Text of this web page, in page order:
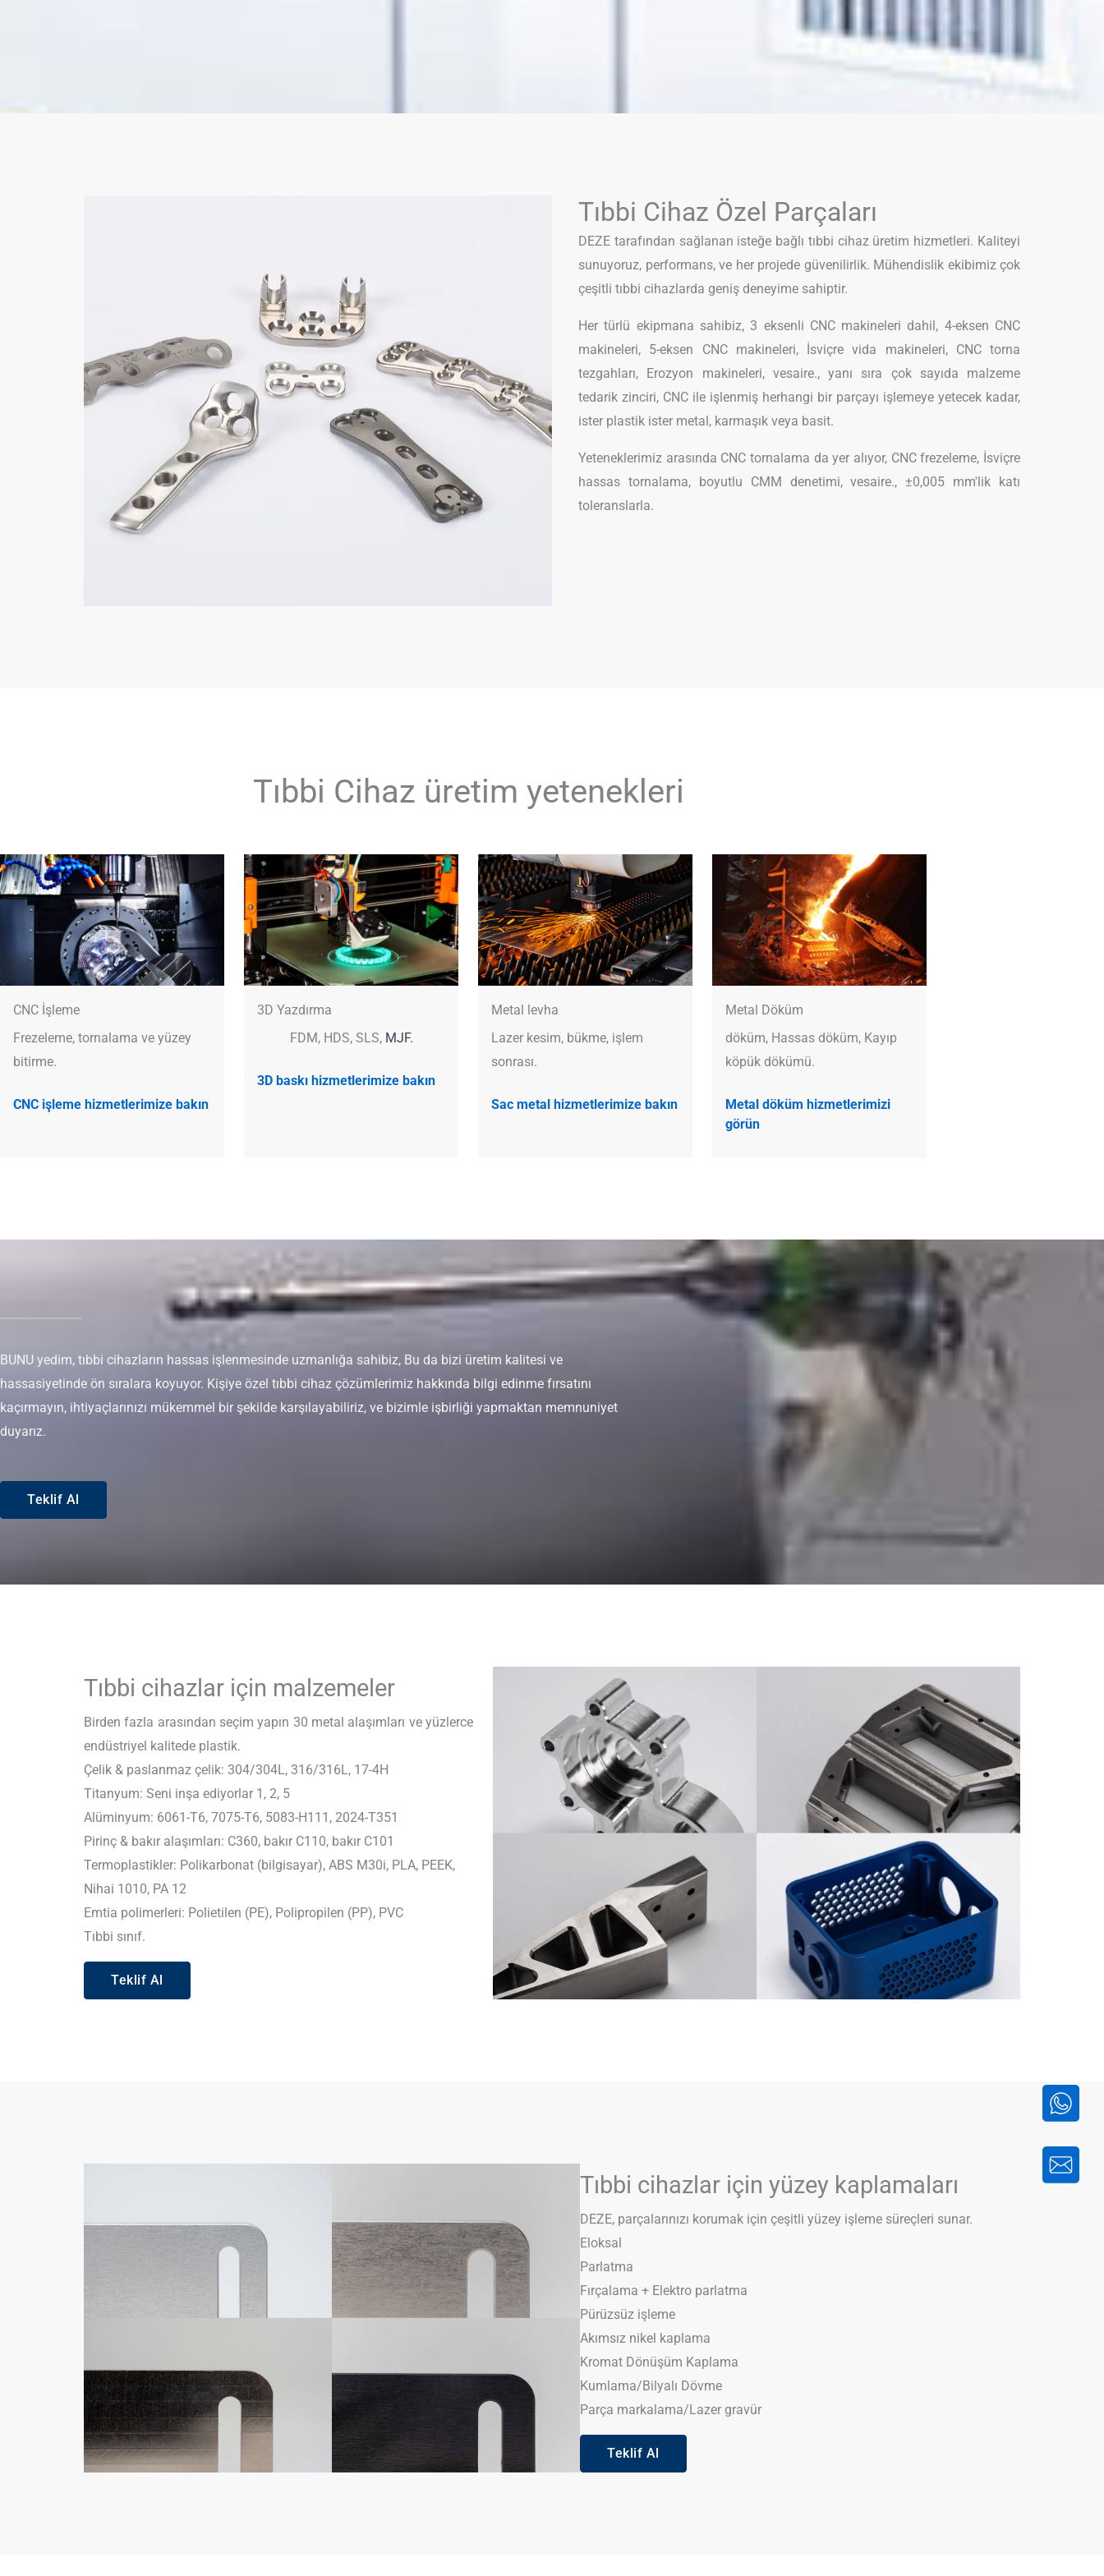
Tıbbi Cihaz Özel Parçaları
DEZE tarafından sağlanan isteğe bağlı tıbbi cihaz üretim hizmetleri. Kaliteyi
sunuyoruz, performans, ve her projede güvenilirlik. Mühendislik ekibimiz çok
çeşitli tıbbi cihazlarda geniş deneyime sahiptir.
Her türlü ekipmana sahibiz, 3 eksenli CNC makineleri dahil, 4-eksen CNC
makineleri, 5-eksen CNC makineleri, İsviçre vida makineleri, CNC torna
tezgahları, Erozyon makineleri, vesaire., yanı sıra çok sayıda malzeme
tedarik zinciri, CNC ile işlenmiş herhangi bir parçayı işlemeye yetecek kadar,
ister plastik ister metal, karmaşık veya basit.
Yeteneklerimiz arasında CNC tornalama da yer alıyor, CNC frezeleme, İsviçre
hassas tornalama, boyutlu CMM denetimi, vesaire., ±0,005 mm'lik katı
toleranslarla.
Tıbbi Cihaz üretim yetenekleri
CNC İşleme
Frezeleme, tornalama ve yüzey
bitirme.
CNC işleme hizmetlerimize bakın
3D Yazdırma
FDM, HDS, SLS, MJF.
3D baskı hizmetlerimize bakın
Metal levha
Lazer kesim, bükme, işlem
sonrası.
Sac metal hizmetlerimize bakın
Metal Döküm
döküm, Hassas döküm, Kayıp
köpük dökümü.
Metal döküm hizmetlerimizi
görün
BUNU yedim, tıbbi cihazların hassas işlenmesinde uzmanlığa sahibiz, Bu da bizi üretim kalitesi ve
hassasiyetinde ön sıralara koyuyor. Kişiye özel tıbbi cihaz çözümlerimiz hakkında bilgi edinme fırsatını
kaçırmayın, ihtiyaçlarınızı mükemmel bir şekilde karşılayabiliriz, ve bizimle işbirliği yapmaktan memnuniyet
duyarız.
Teklif Al
Tıbbi cihazlar için malzemeler
Birden fazla arasından seçim yapın 30 metal alaşımları ve yüzlerce
endüstriyel kalitede plastik.
Çelik & paslanmaz çelik: 304/304L, 316/316L, 17-4H
Titanyum: Seni inşa ediyorlar 1, 2, 5
Alüminyum: 6061-T6, 7075-T6, 5083-H111, 2024-T351
Pirinç & bakır alaşımları: C360, bakır C110, bakır C101
Termoplastikler: Polikarbonat (bilgisayar), ABS M30i, PLA, PEEK,
Nihai 1010, PA 12
Emtia polimerleri: Polietilen (PE), Polipropilen (PP), PVC
Tıbbi sınıf.
Teklif Al
Tıbbi cihazlar için yüzey kaplamaları
DEZE, parçalarınızı korumak için çeşitli yüzey işleme süreçleri sunar.
Eloksal
Parlatma
Fırçalama + Elektro parlatma
Pürüzsüz işleme
Akımsız nikel kaplama
Kromat Dönüşüm Kaplama
Kumlama/Bilyalı Dövme
Parça markalama/Lazer gravür
Teklif Al